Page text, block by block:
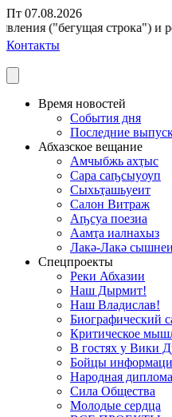
Пт 07.08.2026
("бегущая строка") и
Контакты
Время новостей
События дня
Последние
Абхазское вещание
Амчыбжь ахҭыс
Сара саҧсыуоуп
Сыхьҭашьуеит
Салон Витраж
Аҧсуа поезиа
Аамҭа иалнахыз
Лакә-Лакә
Спецпроекты
Реки Абхазии
Наш Дырмит!
Наш Владислав!
Биографический
Критическое
В гостях у Вики
Бойцы
Народная
Сила Общества
Молодые сердца